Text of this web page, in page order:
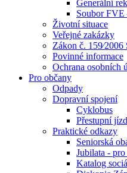
Generální
Soubor FVE
Životní situace
Veřejné zakázky
Zákon č. 159⁄2006
Povinné informace
Ochrana osobních
Pro občany
Odpady
Dopravní spojení
Cyklobus
Přestupní
Praktické odkazy
Seniorská
Jubilata -
Katalog